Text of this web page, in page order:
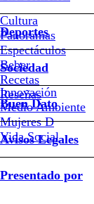
Cultura
Panoramas
Espectáculos
Beber
Recetas
Reseñas
Deportes
Sociedad
Innovación
Medio Ambiente
Mujeres D
Vida Social
Buen Dato
Avisos Legales
Presentado por
de
Jordhy
sale
20 de